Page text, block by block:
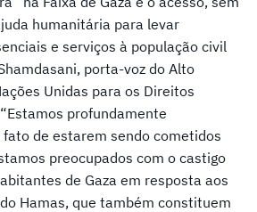
humanitária para levar
e serviços à população civil
porta-voz do Alto
Unidas para os Direitos
profundamente
de estarem sendo cometidos
preocupados com o castigo
de Gaza em resposta aos
Hamas, que também constituem